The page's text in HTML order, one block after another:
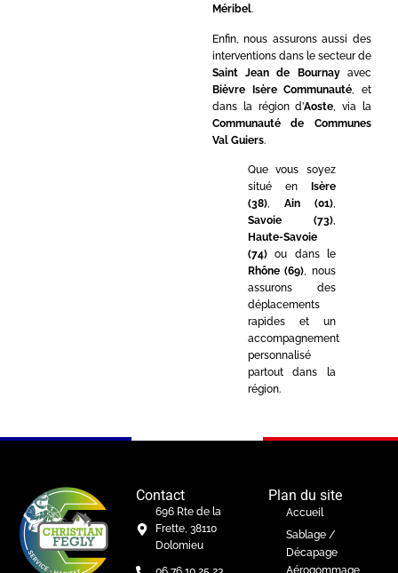
Méribel.
Enfin, nous assurons aussi des
interventions dans le secteur de
Saint Jean de Bournayavec
Bièvre Isère Communauté , et
dans la région d’Aoste , via la
Communauté de Communes
Val Guiers.
Que vous soyez
situé en
Isère
(38), Ain (01),
Savoie (73),
Haute-Savoie
(74)ou dans le
Rhône (69), nous
assurons des
déplacements
rapides et un
accompagnement
personnalisé
partout dans la
région.
Contact
696 Rte de la
Frette, 38110
Dolomieu
Plan du site
Accueil
Sablage /
Décapage